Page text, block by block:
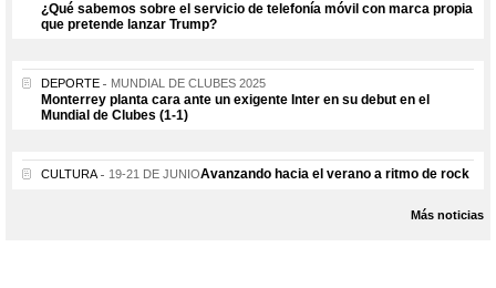
¿Qué sabemos sobre el servicio de telefonía móvil con marca propia
que pretende lanzar Trump?
DEPORTE MUNDIAL DE CLUBES 2025
Monterrey planta cara ante un exigente Inter en su debut en el
Mundial de Clubes (1-1)
CULTURA 19-21 DE JUNIOAvanzando hacia el verano a ritmo de rock
Más noticias